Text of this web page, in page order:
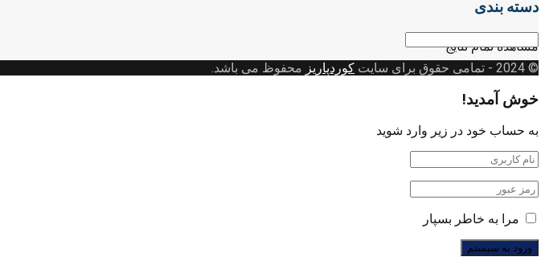
مشاهده تمام نتایج
دسته بندی
دسته
بندی
© 2024
- تمامی حقوق برای سایت کوردپاریز محفوظ می باشد.
خوش آمدید!
به حساب خود در زیر وارد شوید
مرا به خاطر بسپار